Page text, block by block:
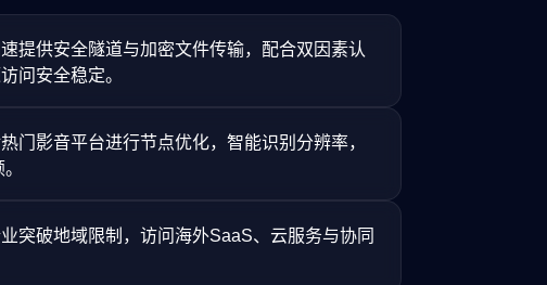
提供安全隧道与加密文件传输，配合双因素认
问安全稳定。
门影音平台进行节点优化，智能识别分辨率，
突破地域限制，访问海外SaaS、云服务与协同